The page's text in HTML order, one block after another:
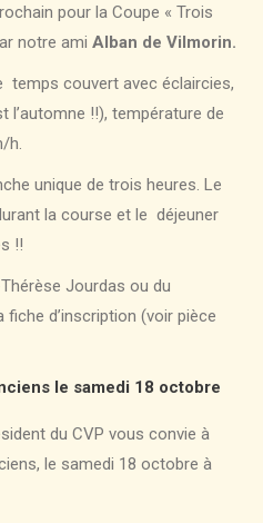
pour la Coupe « Trois
notre ami Alban de Vilmorin.
temps couvert avec éclaircies,
l’automne !!), température de
h.
unique de trois heures. Le
la course et le déjeuner
!!
Jourdas ou du
d’inscription (voir pièce
le samedi 18 octobre
du CVP vous convie à
le samedi 18 octobre à